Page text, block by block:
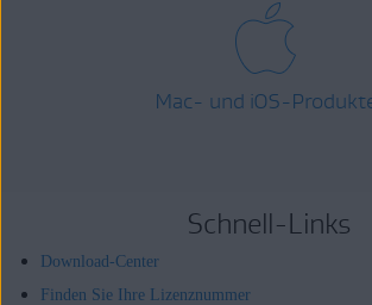
Mac- und iOS-
Schnell-Links
Download-Center
Finden Sie Ihre Lizenznummer